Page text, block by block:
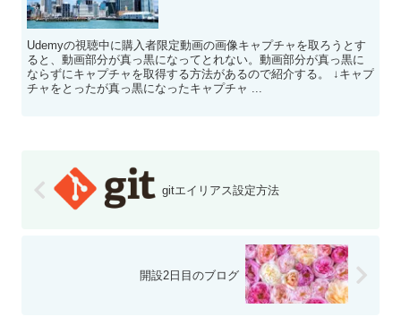
Udemyの視聴中に購入者限定動画の画像キャプチャを取ろうとす
ると、動画部分が真っ黒になってとれない。動画部分が真っ黒に
ならずにキャプチャを取得する方法があるので紹介する。 ↓キャプ
チャをとったが真っ黒になったキャプチャ ...
gitエイリアス設定方法
開設2日目のブログ